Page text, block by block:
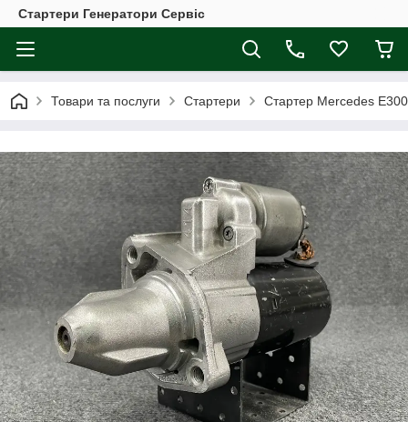
Стартери Генератори Сервіс
Товари та послуги Стартери Стартер Mercedes